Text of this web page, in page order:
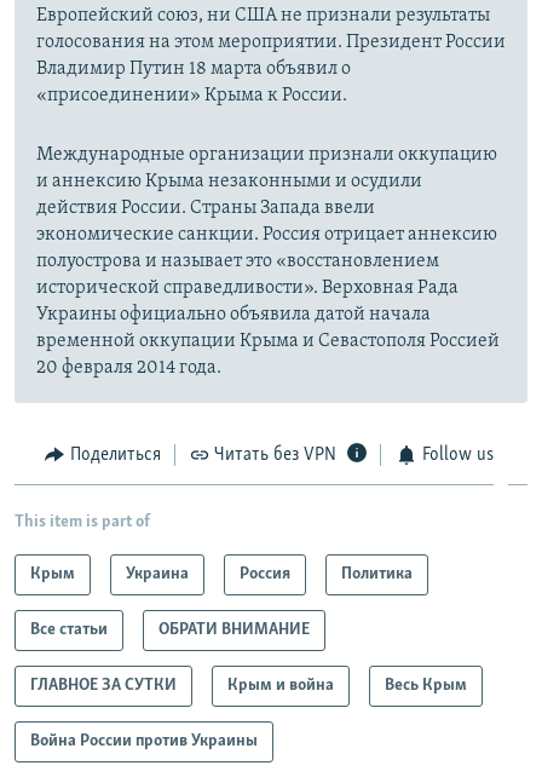
Европейский союз, ни США не признали результаты
голосования на этом мероприятии. Президент России
Владимир Путин 18 марта объявил о
«присоединении» Крыма к России.
Международные организации признали оккупацию
и аннексию Крыма незаконными и осудили
действия России. Страны Запада ввели
экономические санкции. Россия отрицает аннексию
полуострова и называет это «восстановлением
исторической справедливости». Верховная Рада
Украины официально объявила датой начала
временной оккупации Крыма и Севастополя Россией
20 февраля 2014 года.
Поделиться Читать без VPN Follow us
This item is part of
Крым Украина Россия Политика
Все статьи ОБРАТИ ВНИМАНИЕ
ГЛАВНОЕ ЗА СУТКИ Крым и война Весь Крым
Война России против Украины